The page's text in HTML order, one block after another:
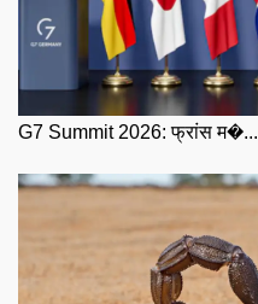
G7 Summit 2026: फ्रांस म�...